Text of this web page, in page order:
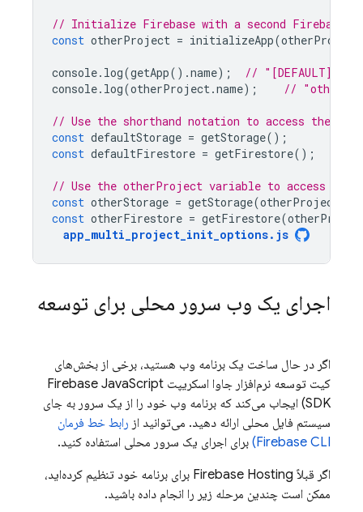
// Initialize Firebase with a second Firebase
const otherProject = initializeApp(
console. log(getApp().name);
// "[DEFAULT]"
console. log(otherProject.name); //
// Use the shorthand notation to access the
const defaultStorage = getStorage();
const defaultFirestore = getFirestore();
// Use the otherProject variable to access the
const otherStorage = getStorage(otherProject
const otherFirestore = getFirestore(
app_multi_project_init_options. js
اجرای یک وب سرور محلی برای توسعه
اگر در حال ساخت یک برنامه وب هستید، برخی از بخش‌های
کیت توسعه نرم‌افزار جاوا اسکریپت
Firebase JavaScript
SDK) ایجاب می‌کند که برنامه وب خود را از یک سرور به جای
سیستم فایل محلی ارائه دهید. می‌توانید از رابط خط فرمان
Firebase CLI)
برای اجرای یک سرور محلی استفاده کنید.
اگر قبلاً Firebase Hosting برای برنامه خود تنظیم کرده‌اید،
ممکن است چندین مرحله زیر را انجام داده باشید.